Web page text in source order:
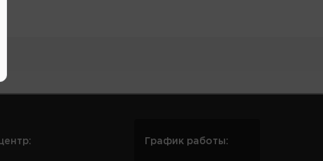
График работы: